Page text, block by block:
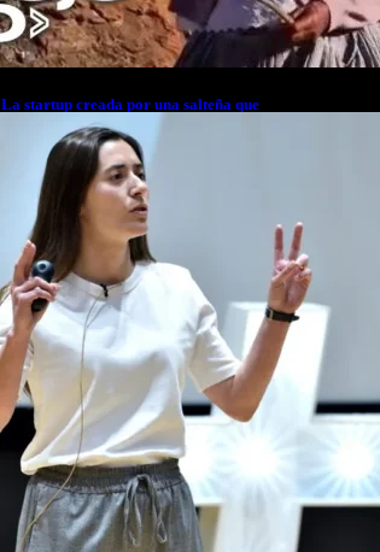
La startup creada por una salteña que
busca resolver el estrés financiero en
Latinoamérica